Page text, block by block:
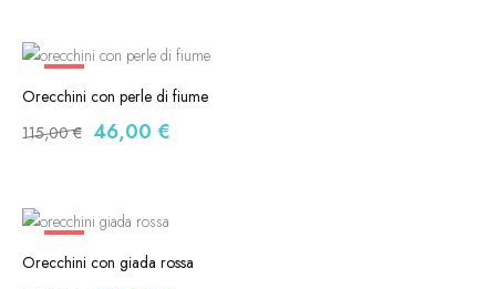
-60%
Orecchini con perle di fiume
115,00€ 46,00 €
-60%
Orecchini con giada rossa